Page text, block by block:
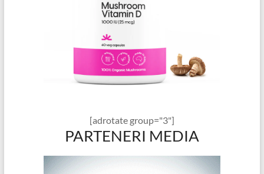
[adrotate group="3"]
PARTENERI MEDIA